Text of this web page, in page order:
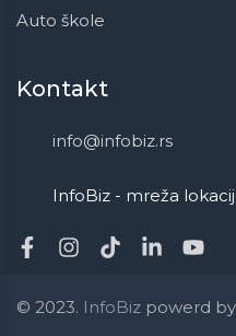
Auto škole
Kontakt
info@infobiz.rs
InfoBiz - mreža
© 2023. InfoBiz powerd by